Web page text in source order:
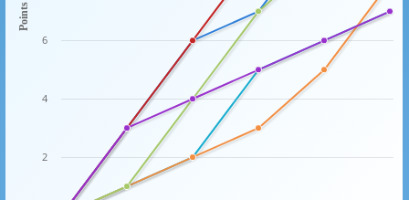
Points
2
4
6